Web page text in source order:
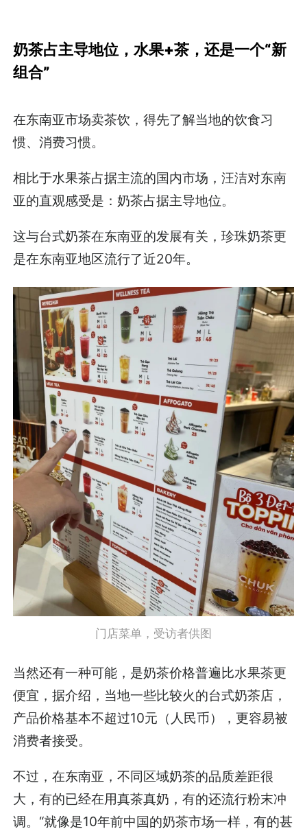
奶茶占主导地位，水果+茶，还是一个“新
组合”
在东南亚市场卖茶饮，得先了解当地的饮食习
惯、消费习惯。
相比于水果茶占据主流的国内市场，汪洁对东南
亚的直观感受是：奶茶占据主导地位。
这与台式奶茶在东南亚的发展有关，珍珠奶茶更
是在东南亚地区流行了近20年。
门店菜单，受访者供图
当然还有一种可能，是奶茶价格普遍比水果茶更
便宜，据介绍，当地一些比较火的台式奶茶店，
产品价格基本不超过10元（人民币），更容易被
消费者接受。
不过，在东南亚，不同区域奶茶的品质差距很
大，有的已经在用真茶真奶，有的还流行粉末冲
调。“就像是10年前中国的奶茶市场一样，有的甚